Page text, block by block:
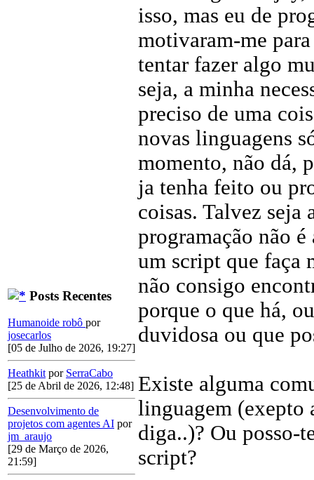
Posts Recentes
Humanoide robô por
josecarlos
[05 de Julho de 2026, 19:27]
Heathkit por SerraCabo
[25 de Abril de 2026, 12:48]
Desenvolvimento de
projetos com agentes AI por
jm_araujo
[29 de Março de 2026,
21:59]
isso, mas eu de
motivaram-me
tentar fazer algo
seja, a minha
preciso de uma
novas linguagens
momento, não dá,
ja tenha feito ou
coisas. Talvez seja
programação não
um script que faça
não consigo
porque o que há,
duvidosa ou que
Existe alguma
linguagem (exepto
diga..)? Ou posso-
script?